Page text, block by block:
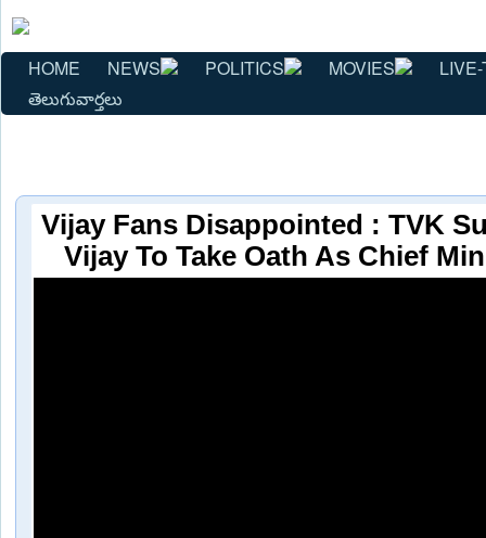
HOME NEWS POLITICS MOVIES
తెలుగువార్తలు
Vijay Fans Disappointed : TVK
Vijay To Take Oath As Chief